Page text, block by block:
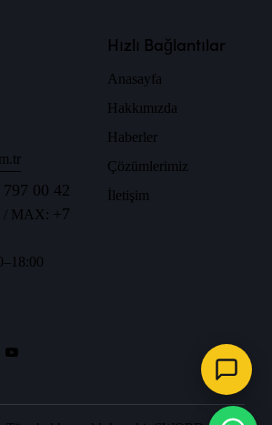
00 42
/ MAX: +7
Hızlı Bağlantılar
Anasayfa
Hakkımızda
Haberler
Çözümlerimiz
İletişim